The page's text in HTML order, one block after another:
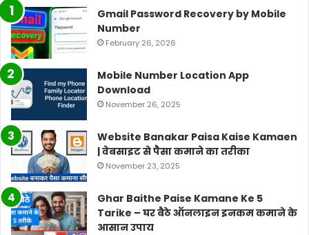
Gmail Password Recovery by Mobile
Number
February 26, 2026
Mobile Number Location App
Download
November 26, 2025
Website Banakar Paisa Kaise Kamaen
| वेबसाइट से पैसा कमाने का तरीका
November 23, 2025
Ghar Baithe Paise Kamane Ke 5
Tarike – घर बैठे ऑनलाइन इनकम कमाने के
आसान उपाय